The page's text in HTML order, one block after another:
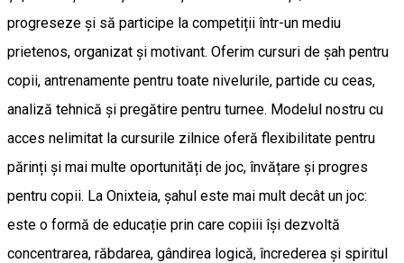
progreseze și să participe la competiții într-un mediu
prietenos, organizat și motivant. Oferim cursuri de șah pentru
copii, antrenamente pentru toate nivelurile, partide cu ceas,
analiză tehnică și pregătire pentru turnee. Modelul nostru cu
acces nelimitat la cursurile zilnice oferă flexibilitate pentru
părinți și mai multe oportunități de joc, învățare și progres
pentru copii. La Onixteia, șahul este mai mult decât un joc:
este o formă de educație prin care copiii își dezvoltă
concentrarea, răbdarea, gândirea logică, încrederea și spiritul